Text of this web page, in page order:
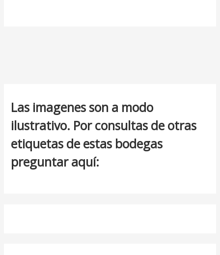
Las imagenes son a modo
ilustrativo. Por consultas de otras
etiquetas de estas bodegas
preguntar aquí: